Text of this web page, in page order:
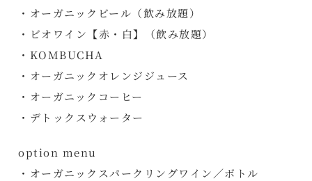
・オーガニックビール（飲み放題）
・ビオワイン【赤・白】（飲み放題）
・KOMBUCHA
・オーガニックオレンジジュース
・オーガニックコーヒー
・デトックスウォーター
option menu
・オーガニックスパークリングワイン／ボトル